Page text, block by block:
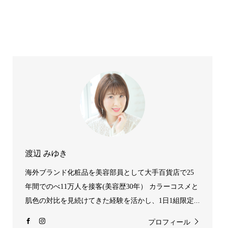
渡辺 みゆき
海外ブランド化粧品を美容部員として大手百貨店で25
年間でのべ11万人を接客(美容歴30年） カラーコスメと
肌色の対比を見続けてきた経験を活かし、1日1組限定...
プロフィール